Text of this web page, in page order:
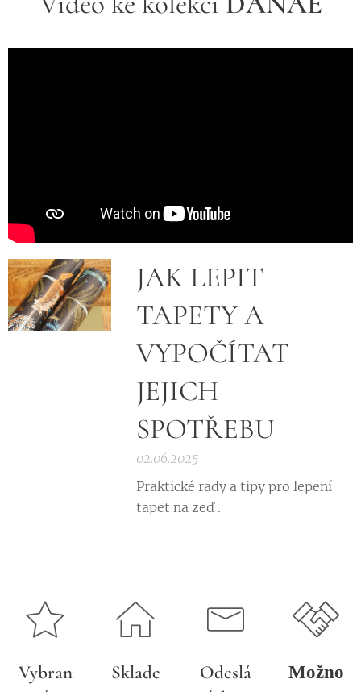
JAK LEPIT
TAPETY A
VYPOČÍTAT
JEJICH
SPOTŘEBU
02.06.2025
Praktické rady a tipy pro lepení
tapet na zeď .
Vybran
Sklade
Odeslá
Možno